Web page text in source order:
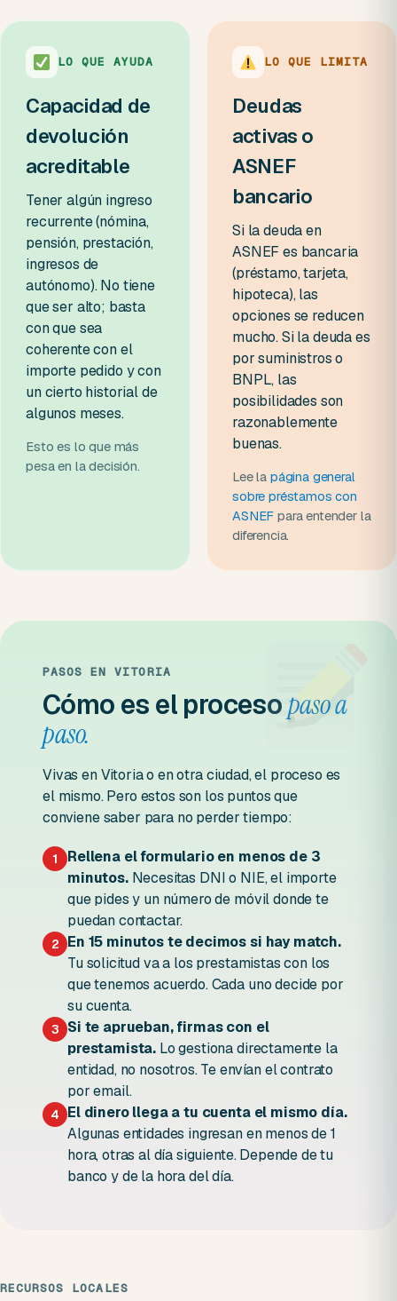
LO QUE AYUDA
Capacidad de
devolución
acreditable
Tener algún ingreso
recurrente (nómina,
pensión, prestación,
ingresos de
autónomo). No tiene
que ser alto; basta
con que sea
coherente con el
importe pedido y con
un cierto historial de
algunos meses.
Esto es lo que más
pesa en la decisión.
LO QUE LIMITA
Deudas
activas o
ASNEF
bancario
Si la deuda en
ASNEF es bancaria
(préstamo, tarjeta,
hipoteca), las
opciones se reducen
mucho. Si la deuda es
por suministros o
BNPL, las
posibilidades son
razonablemente
buenas.
Lee la página general
sobre préstamos con
ASNEF para entender la
diferencia.
PASOS EN VITORIA
Cómo es el procesopaso a
paso.
Vivas en Vitoria o en otra ciudad, el proceso es
el mismo. Pero estos son los puntos que
conviene saber para no perder tiempo:
1
Rellena el formulario en menos de 3
minutos.Necesitas DNI o NIE, el importe
que pides y un número de móvil donde te
puedan contactar.
2
En 15 minutos te decimos si hay match.
Tu solicitud va a los prestamistas con los
que tenemos acuerdo. Cada uno decide por
su cuenta.
3
Si te aprueban, firmas con el
prestamista. Lo gestiona directamente la
entidad, no nosotros. Te envían el contrato
por email.
4
El dinero llega a tu cuenta el mismo día.
Algunas entidades ingresan en menos de 1
hora, otras al día siguiente. Depende de tu
banco y de la hora del día.
RECURSOS LOCALES